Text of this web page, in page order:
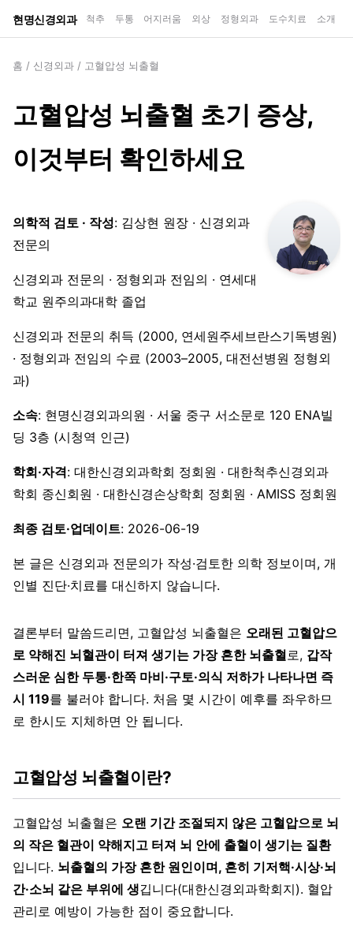
현명신경외과 척추 두통 어지러움 외상 정형외과 도수치료 소개
홈 / 신경외과 / 고혈압성 뇌출혈
고혈압성 뇌출혈 초기 증상,
이것부터 확인하세요
의학적 검토 · 작성: 김상현 원장 · 신경외과
전문의
신경외과 전문의 · 정형외과 전임의 · 연세대
학교 원주의과대학 졸업
신경외과 전문의 취득 (2000, 연세원주세브란스기독병원)
· 정형외과 전임의 수료 (2003–2005, 대전선병원 정형외
과)
소속: 현명신경외과의원 · 서울 중구 서소문로 120 ENA빌
딩 3층 (시청역 인근)
학회·자격: 대한신경외과학회 정회원 · 대한척추신경외과
학회 종신회원 · 대한신경손상학회 정회원 · AMISS 정회원
최종 검토·업데이트: 2026-06-19
본 글은 신경외과 전문의가 작성·검토한 의학 정보이며, 개
인별 진단·치료를 대신하지 않습니다.
결론부터 말씀드리면, 고혈압성 뇌출혈은 오래된 고혈압으
로 약해진 뇌혈관이 터져 생기는 가장 흔한 뇌출혈로, 갑작
스러운 심한 두통·한쪽 마비·구토·의식 저하가 나타나면 즉
시 119를 불러야 합니다. 처음 몇 시간이 예후를 좌우하므
로 한시도 지체하면 안 됩니다.
고혈압성 뇌출혈이란?
고혈압성 뇌출혈은 오랜 기간 조절되지 않은 고혈압으로 뇌
의 작은 혈관이 약해지고 터져 뇌 안에 출혈이 생기는 질환
입니다. 뇌출혈의 가장 흔한 원인이며, 흔히 기저핵·시상·뇌
간·소뇌 같은 부위에 생깁니다(대한신경외과학회지). 혈압
관리로 예방이 가능한 점이 중요합니다.